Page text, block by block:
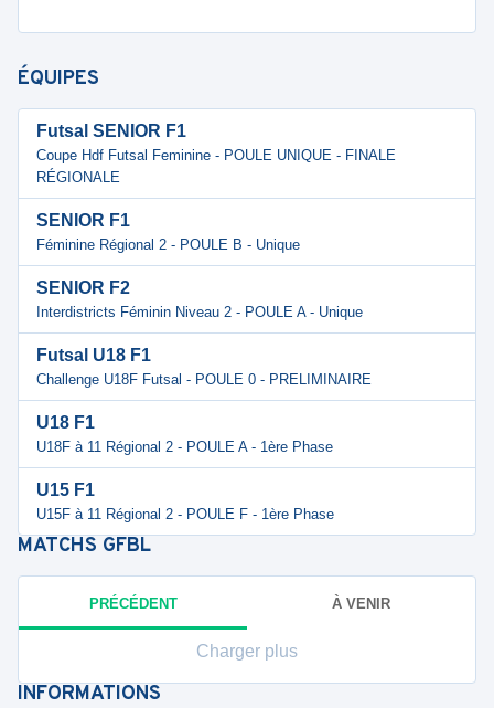
ÉQUIPES
Futsal SENIOR F1
Coupe Hdf Futsal Feminine - POULE UNIQUE - FINALE
RÉGIONALE
SENIOR F1
Féminine Régional 2 - POULE B - Unique
SENIOR F2
Interdistricts Féminin Niveau 2 - POULE A - Unique
Futsal U18 F1
Challenge U18F Futsal - POULE 0 - PRELIMINAIRE
U18 F1
U18F à 11 Régional 2 - POULE A - 1ère Phase
U15 F1
U15F à 11 Régional 2 - POULE F - 1ère Phase
MATCHS GFBL
PRÉCÉDENT À VENIR
Charger plus
INFORMATIONS